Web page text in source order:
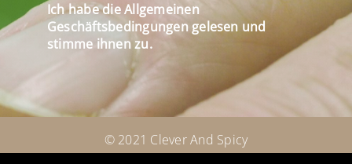
Ich habe die Allgemeinen
Geschäftsbedingungen gelesen und
stimme ihnen zu.
© 2021 Clever And Spicy